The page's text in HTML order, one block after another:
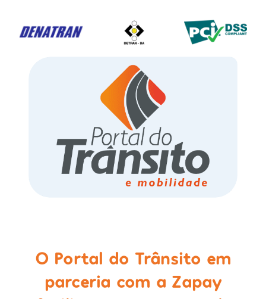
O Portal do Trânsito em
parceria com a Zapay